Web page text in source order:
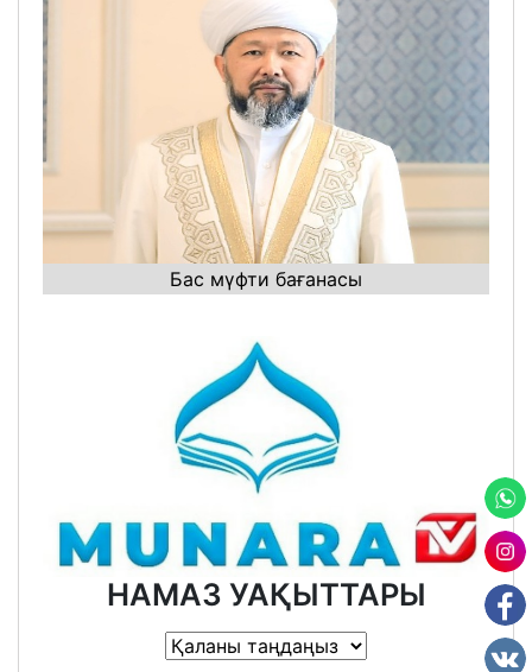
Бас мүфти бағанасы
НАМАЗ УАҚЫТТАРЫ